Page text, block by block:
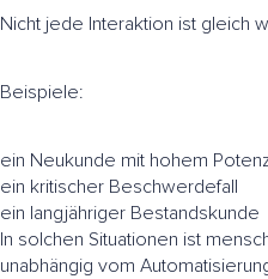
Nicht jede Interaktion ist gleich
Beispiele:
ein Neukunde mit hohem
ein kritischer Beschwerdefall
ein langjähriger Bestandskunde
In solchen Situationen ist
unabhängig vom